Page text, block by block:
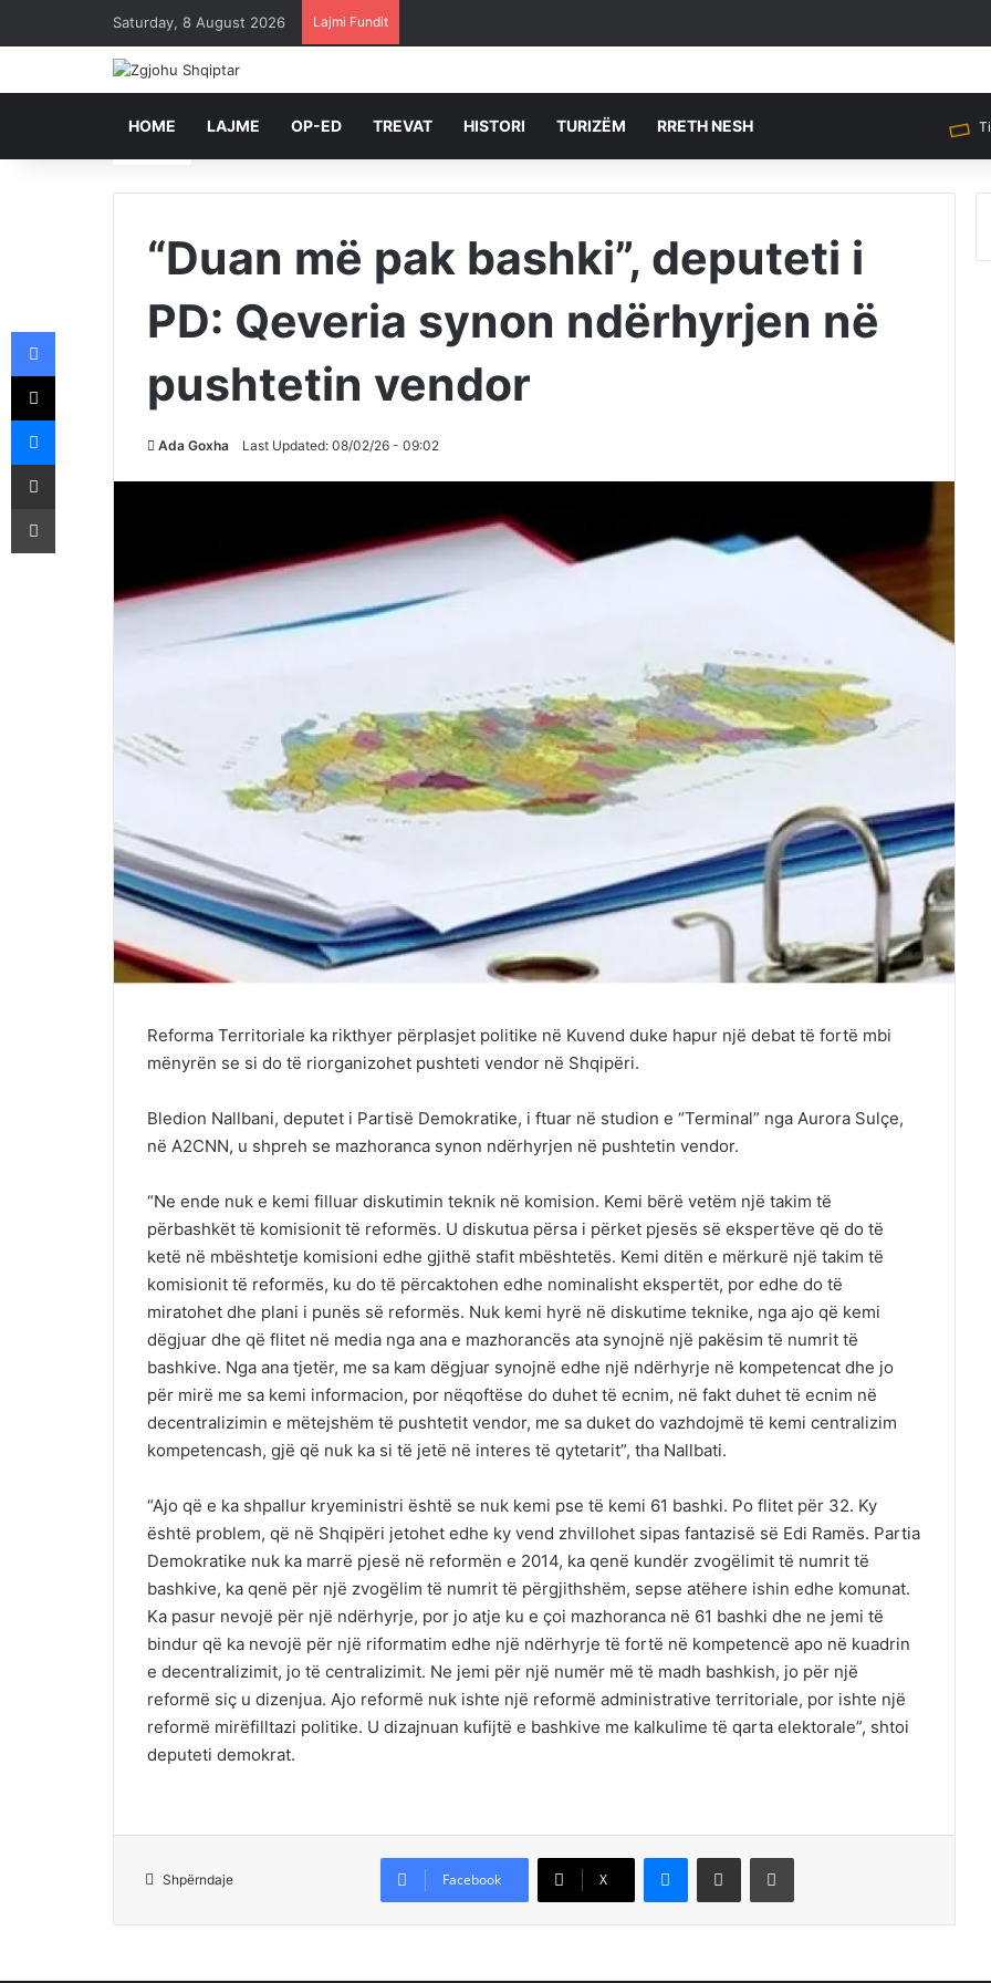
Saturday, 8 August 2026 Lajmi Fundit
HOME LAJME OP-ED TREVAT HISTORI TURIZËM RRETH NESH
“Duan më pak bashki”, deputeti i
PD: Qeveria synon ndërhyrjen në
pushtetin vendor
Ada Goxha Last Updated: 08/02/26 - 09:02
Reforma Territoriale ka rikthyer përplasjet politike në Kuvend duke hapur një debat të fortë mbi
mënyrën se si do të riorganizohet pushteti vendor në Shqipëri.
Bledion Nallbani, deputet i Partisë Demokratike, i ftuar në studion e “Terminal” nga Aurora Sulçe,
në A2CNN, u shpreh se mazhoranca synon ndërhyrjen në pushtetin vendor.
“Ne ende nuk e kemi filluar diskutimin teknik në komision. Kemi bërë vetëm një takim të
përbashkët të komisionit të reformës. U diskutua përsa i përket pjesës së ekspertëve që do të
ketë në mbështetje komisioni edhe gjithë stafit mbështetës. Kemi ditën e mërkurë një takim të
komisionit të reformës, ku do të përcaktohen edhe nominalisht ekspertët, por edhe do të
miratohet dhe plani i punës së reformës. Nuk kemi hyrë në diskutime teknike, nga ajo që kemi
dëgjuar dhe që flitet në media nga ana e mazhorancës ata synojnë një pakësim të numrit të
bashkive. Nga ana tjetër, me sa kam dëgjuar synojnë edhe një ndërhyrje në kompetencat dhe jo
për mirë me sa kemi informacion, por nëqoftëse do duhet të ecnim, në fakt duhet të ecnim në
decentralizimin e mëtejshëm të pushtetit vendor, me sa duket do vazhdojmë të kemi centralizim
kompetencash, gjë që nuk ka si të jetë në interes të qytetarit”, tha Nallbati.
“Ajo që e ka shpallur kryeministri është se nuk kemi pse të kemi 61 bashki. Po flitet për 32. Ky
është problem, që në Shqipëri jetohet edhe ky vend zhvillohet sipas fantazisë së Edi Ramës. Partia
Demokratike nuk ka marrë pjesë në reformën e 2014, ka qenë kundër zvogëlimit të numrit të
bashkive, ka qenë për një zvogëlim të numrit të përgjithshëm, sepse atëhere ishin edhe komunat.
Ka pasur nevojë për një ndërhyrje, por jo atje ku e çoi mazhoranca në 61 bashki dhe ne jemi të
bindur që ka nevojë për një riformatim edhe një ndërhyrje të fortë në kompetencë apo në kuadrin
e decentralizimit, jo të centralizimit. Ne jemi për një numër më të madh bashkish, jo për një
reformë siç u dizenjua. Ajo reformë nuk ishte një reformë administrative territoriale, por ishte një
reformë mirëfilltazi politike. U dizajnuan kufijtë e bashkive me kalkulime të qarta elektorale”, shtoi
deputeti demokrat.
Shpërndaje Facebook X
Messenger Shpërndajeni me anë të postës elektronike Printoje